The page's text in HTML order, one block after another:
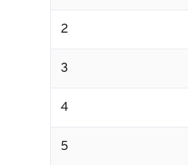
2
3
4
5